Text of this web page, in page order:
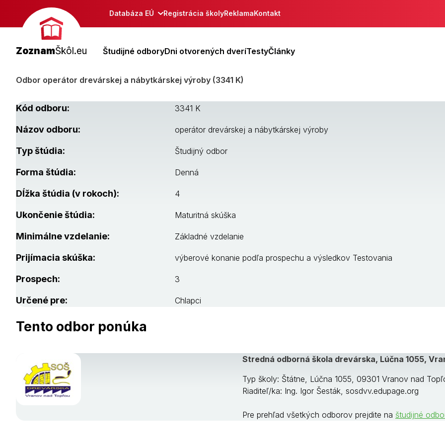
Databáza EÚ Registrácia školyReklamaKontakt
ZoznamŠkôl.eu Študijné odboryDni otvorených dveríTestyČlánky
Odbor operátor drevárskej a nábytkárskej výroby (3341 K)
Kód odboru: 3341 K
Názov odboru: operátor drevárskej a nábytkárskej výroby
Typ štúdia: Študijný odbor
Forma štúdia: Denná
Dĺžka štúdia (v rokoch): 4
Ukončenie štúdia: Maturitná skúška
Minimálne vzdelanie: Základné vzdelanie
Prijímacia skúška: výberové konanie podľa prospechu a výsledkov Testovania
Prospech: 3
Určené pre: Chlapci
Tento odbor ponúka
Stredná odborná škola drevárska, Lúčna 1055,
Typ školy: Štátne, Lúčna 1055, 09301 Vranov nad
Riaditeľ/ka: Ing. Igor Šesták, sosdvv.edupage.org
Pre prehľad všetkých odborov prejdite na študijné